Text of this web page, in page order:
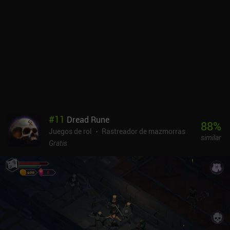
premium de 4,99 $ sin anuncios ni iAP. A pesar de sus pequeños
inconvenientes, se trata de un roguelite muy bien hecho que estoy
seguro que será apreciado por una gran variedad de aficionados a
#11 Dread Rune
Juegos de rol
Rastreador de mazmorras
Gratis
88%
similar